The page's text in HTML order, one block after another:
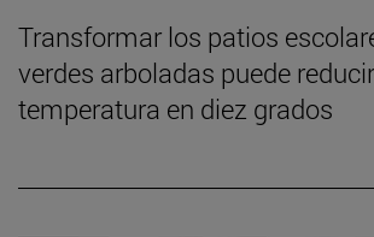
Transformar los patios
verdes arboladas puede
temperatura en diez grados